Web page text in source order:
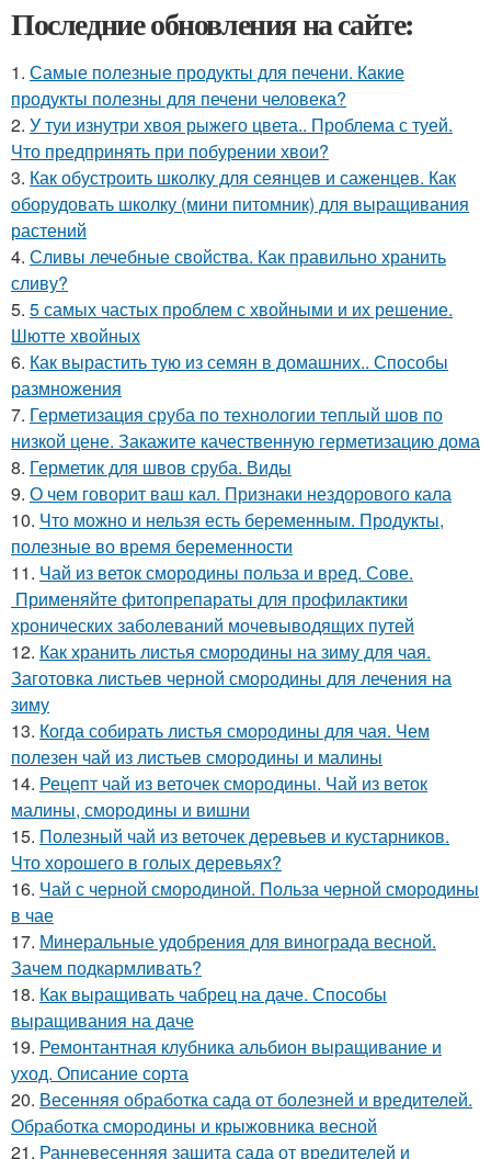
Последние обновления на сайте:
1. Самые полезные продукты для печени. Какие
продукты полезны для печени человека?
2. У туи изнутри хвоя рыжего цвета.. Проблема с туей.
Что предпринять при побурении хвои?
3. Как обустроить школку для сеянцев и саженцев. Как
оборудовать школку (мини питомник) для выращивания
растений
4. Сливы лечебные свойства. Как правильно хранить
сливу?
5. 5 самых частых проблем с хвойными и их решение.
Шютте хвойных
6. Как вырастить тую из семян в домашних.. Способы
размножения
7. Герметизация сруба по технологии теплый шов по
низкой цене. Закажите качественную герметизацию дома
8. Герметик для швов сруба. Виды
9. О чем говорит ваш кал. Признаки нездорового кала
10. Что можно и нельзя есть беременным. Продукты,
полезные во время беременности
11. Чай из веток смородины польза и вред. Сове.
Применяйте фитопрепараты для профилактики
хронических заболеваний мочевыводящих путей
12. Как хранить листья смородины на зиму для чая.
Заготовка листьев черной смородины для лечения на
зиму
13. Когда собирать листья смородины для чая. Чем
полезен чай из листьев смородины и малины
14. Рецепт чай из веточек смородины. Чай из веток
малины, смородины и вишни
15. Полезный чай из веточек деревьев и кустарников.
Что хорошего в голых деревьях?
16. Чай с черной смородиной. Польза черной смородины
в чае
17. Минеральные удобрения для винограда весной.
Зачем подкармливать?
18. Как выращивать чабрец на даче. Способы
выращивания на даче
19. Ремонтантная клубника альбион выращивание и
уход. Описание сорта
20. Весенняя обработка сада от болезней и вредителей.
Обработка смородины и крыжовника весной
21. Ранневесенняя защита сада от вредителей и